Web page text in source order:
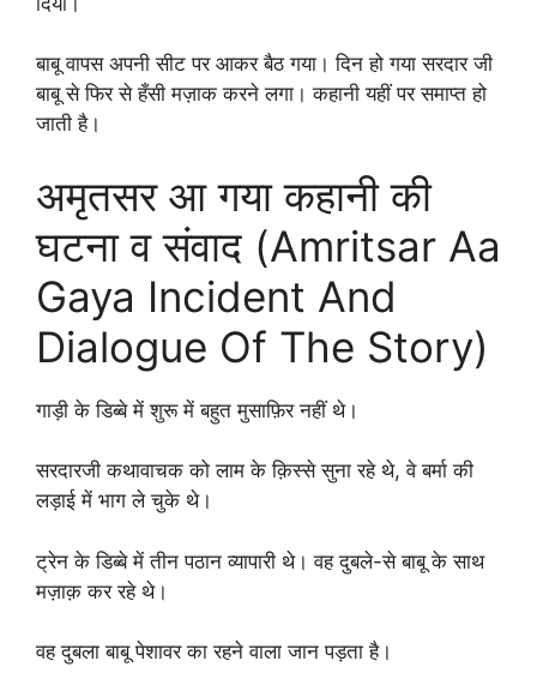
बाबू वापस अपनी सीट पर आकर बैठ गया। दिन हो गया सरदार जी
बाबू से फिर से हँसी मज़ाक करने लगा। कहानी यहीं पर समाप्त हो
जाती है।
अमृतसर आ गया कहानी की
घटना व संवाद (Amritsar Aa
Gaya Incident And
Dialogue Of The Story)
गाड़ी के डिब्बे में शुरू में बहुत मुसाफ़िर नहीं थे।
सरदारजी कथावाचक को लाम के क़िस्से सुना रहे थे, वे बर्मा की
लड़ाई में भाग ले चुके थे।
ट्रेन के डिब्बे में तीन पठान व्यापारी थे। वह दुबले-से बाबू के साथ
मज़ाक़ कर रहे थे।
वह दुबला बाबू पेशावर का रहने वाला जान पड़ता है।